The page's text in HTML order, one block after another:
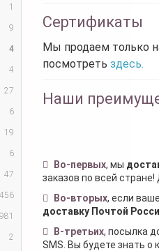
1
9
4
4
27
6
19
6
47
456
981
2
Сертификаты
Мы продаем только
посмотреть здесь.
Наши
Во-первых, мы
заказов по всей
Во-вторых, если
доставку Почтой
В-третьих, посылка
SMS. Вы будете знать